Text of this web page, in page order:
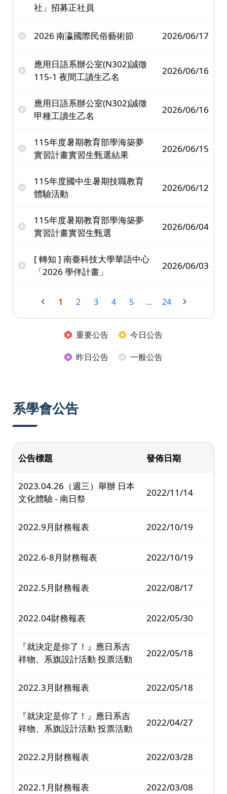
社」招募正社員
2026 南瀛國際民俗藝術節 2026/06/17
應用日語系辦公室(N302)誠徵
115-1 夜間工讀生乙名
2026/06/16
應用日語系辦公室(N302)誠徵
甲種工讀生乙名
2026/06/16
115年度暑期教育部學海築夢
實習計畫實習生甄選結果
2026/06/15
115年度國中生暑期技職教育
體驗活動
2026/06/12
115年度暑期教育部學海築夢
實習計畫實習生甄選
2026/06/04
[ 轉知 ] 南臺科技大學華語中心
「2026 學伴計畫」
2026/06/03
1 2 3 4 5 ... 24
重要公告
今日公告
昨日公告
一般公告
系學會公告
公告標題 發佈日期
2023.04.26（週三）舉辦 日本
文化體驗 - 南日祭
2022/11/14
2022.9月財務報表 2022/10/19
2022.6-8月財務報表 2022/10/19
2022.5月財務報表 2022/08/17
2022.04財務報表 2022/05/30
『就決定是你了！』應日系吉
祥物、系旗設計活動 投票活動
2022/05/18
2022.3月財務報表 2022/05/18
『就決定是你了！』應日系吉
祥物、系旗設計活動 投票活動
2022/04/27
2022.2月財務報表 2022/03/28
2022.1月財務報表 2022/03/08